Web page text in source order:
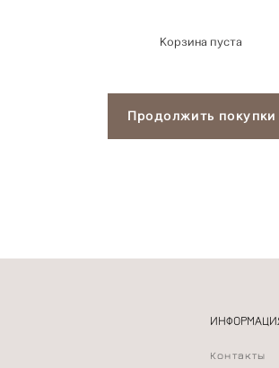
Корзина пуста
Продолжить покупки
Контакты